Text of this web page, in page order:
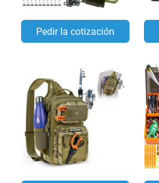
Pedir la cotización